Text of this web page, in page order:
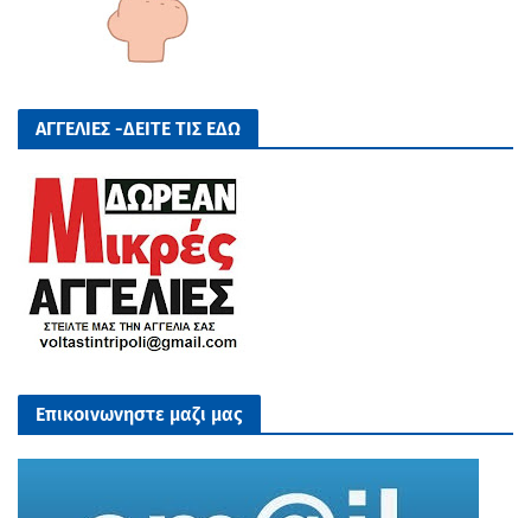
ΑΓΓΕΛΙΕΣ -ΔΕΙΤΕ ΤΙΣ ΕΔΩ
Επικοινωνηστε μαζι μας